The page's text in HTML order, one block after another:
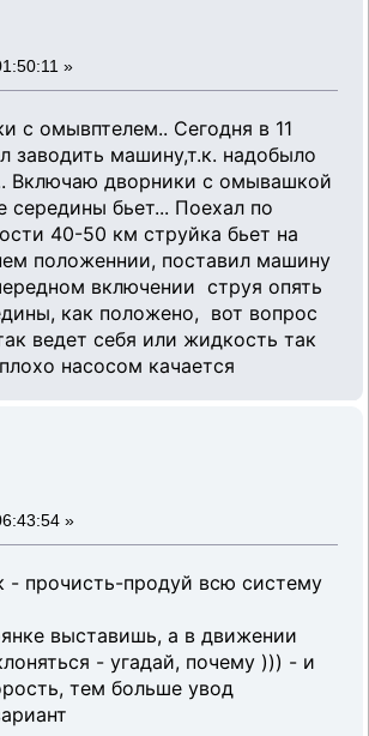
»
с омывптелем.. Сегодня в 11
заводить машину,т.к. надобыло
Включаю дворники с омывашкой
бьет... Поехал по
40-50 км струйка бьет на
положеннии, поставил машину
включении струя опять
как положено, вот вопрос
ведет себя или жидкость так
насосом качается
»
- прочисть-продуй всю систему
выставишь, а в движении
- угадай, почему ))) - и
тем больше увод